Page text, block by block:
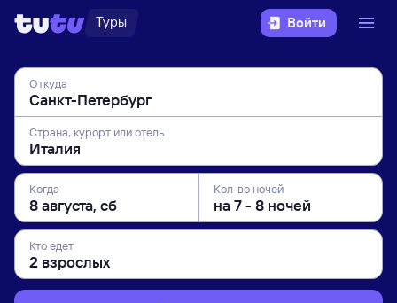
Туры Войти
Откуда
Страна, курорт или отель
Когда Кол-во ночей
Кто едет